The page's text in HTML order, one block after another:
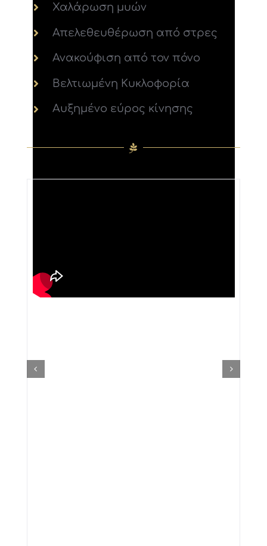
Χαλάρωση μυών
Απελεθευθέρωση από στρες
Ανακούφιση από τον πόνο
Βελτιωμένη Κυκλοφορία
Αυξημένο εύρος κίνησης